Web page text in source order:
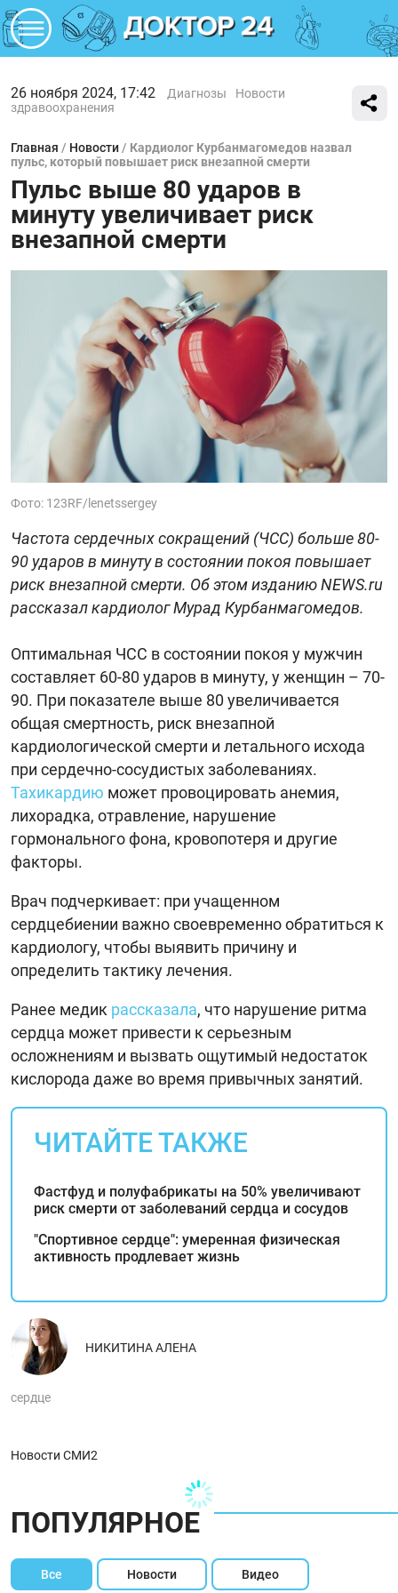
26 ноября 2024, 17:42 Диагнозы
Новости
здравоохранения
Главная / Новости / Кардиолог Курбанмагомедов назвал
пульс, который повышает риск внезапной смерти
Пульс выше 80 ударов в
минуту увеличивает риск
внезапной смерти
Фото: 123RF/lenetssergey
Частота сердечных сокращений (ЧСС) больше 80-
90 ударов в минуту в состоянии покоя повышает
риск внезапной смерти. Об этом изданию NEWS.ru
рассказал кардиолог Мурад Курбанмагомедов.
Оптимальная ЧСС в состоянии покоя у мужчин
составляет 60-80 ударов в минуту, у женщин – 70-
90. При показателе выше 80 увеличивается
общая смертность, риск внезапной
кардиологической смерти и летального исхода
при сердечно-сосудистых заболеваниях.
Тахикардию может провоцировать анемия,
лихорадка, отравление, нарушение
гормонального фона, кровопотеря и другие
факторы.
Врач подчеркивает: при учащенном
сердцебиении важно своевременно обратиться к
кардиологу, чтобы выявить причину и
определить тактику лечения.
Ранее медик рассказала, что нарушение ритма
сердца может привести к серьезным
осложнениям и вызвать ощутимый недостаток
кислорода даже во время привычных занятий.
ЧИТАЙТЕ ТАКЖЕ
Фастфуд и полуфабрикаты на 50% увеличивают
риск смерти от заболеваний сердца и сосудов
"Спортивное сердце": умеренная физическая
активность продлевает жизнь
НИКИТИНА АЛЕНА
сердце
Новости СМИ2
ПОПУЛЯРНОЕ
Все Новости Видео